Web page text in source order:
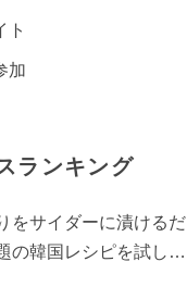
ト
加
ランキング
をサイダーに漬けるだ
の韓国レシピを試した